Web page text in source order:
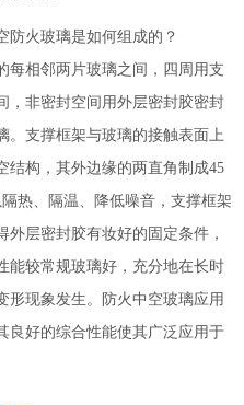
火玻璃是如何组成的？
相邻两片玻璃之间，四周用支
，非密封空间用外层密封胶密封
。支撑框架与玻璃的接触表面上
结构，其外边缘的两直角制成45
热、隔温、降低噪音，支撑框架
层密封胶有妆好的固定条件，
能较常规玻璃好，充分地在长时
形现象发生。防火中空玻璃应用
良好的综合性能使其广泛应用于